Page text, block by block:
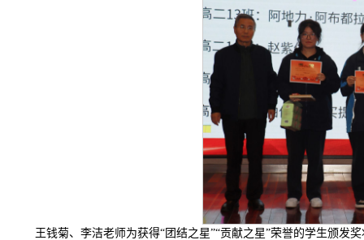
王钱菊、李洁老师为获得“团结之星”“贡献之星”荣誉的学生颁发